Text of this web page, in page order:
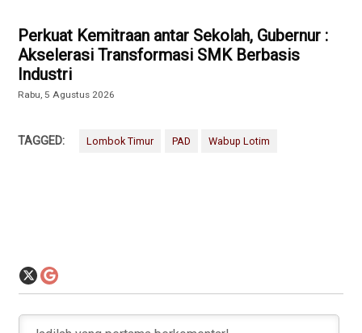
Perkuat Kemitraan antar Sekolah, Gubernur :
Akselerasi Transformasi SMK Berbasis
Industri
Rabu, 5 Agustus 2026
TAGGED: Lombok Timur PAD Wabup Lotim